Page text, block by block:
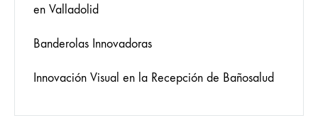
en Valladolid
Banderolas Innovadoras
Innovación Visual en la Recepción de Bañosalud